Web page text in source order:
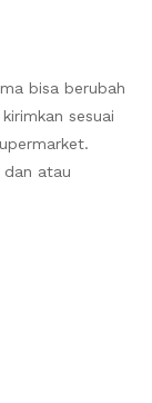
bisa berubah
sesuai
dan atau